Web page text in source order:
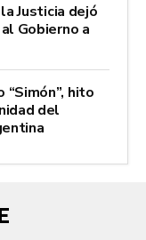
Justicia dejó
Gobierno a
hito
del